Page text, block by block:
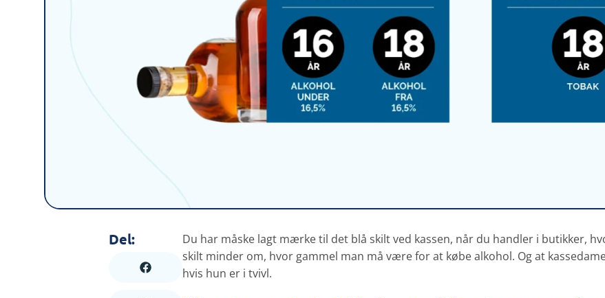
Del:
Du har måske lagt mærke til det blå skilt ved kassen, når du handler i butikker,
skilt minder om, hvor gammel man må være for at købe alkohol. Og at
hvis hun er i tvivl.